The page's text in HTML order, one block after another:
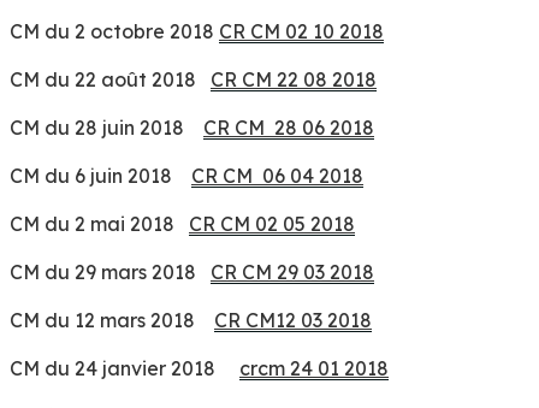
CM du 2 octobre 2018 CR CM 02 10 2018
CM du 22 août 2018 CR CM 22 08 2018
CM du 28 juin 2018 CR CM 28 06 2018
CM du 6 juin 2018 CR CM 06 04 2018
CM du 2 mai 2018 CR CM 02 05 2018
CM du 29 mars 2018 CR CM 29 03 2018
CM du 12 mars 2018 CR CM12 03 2018
CM du 24 janvier 2018 crcm 24 01 2018